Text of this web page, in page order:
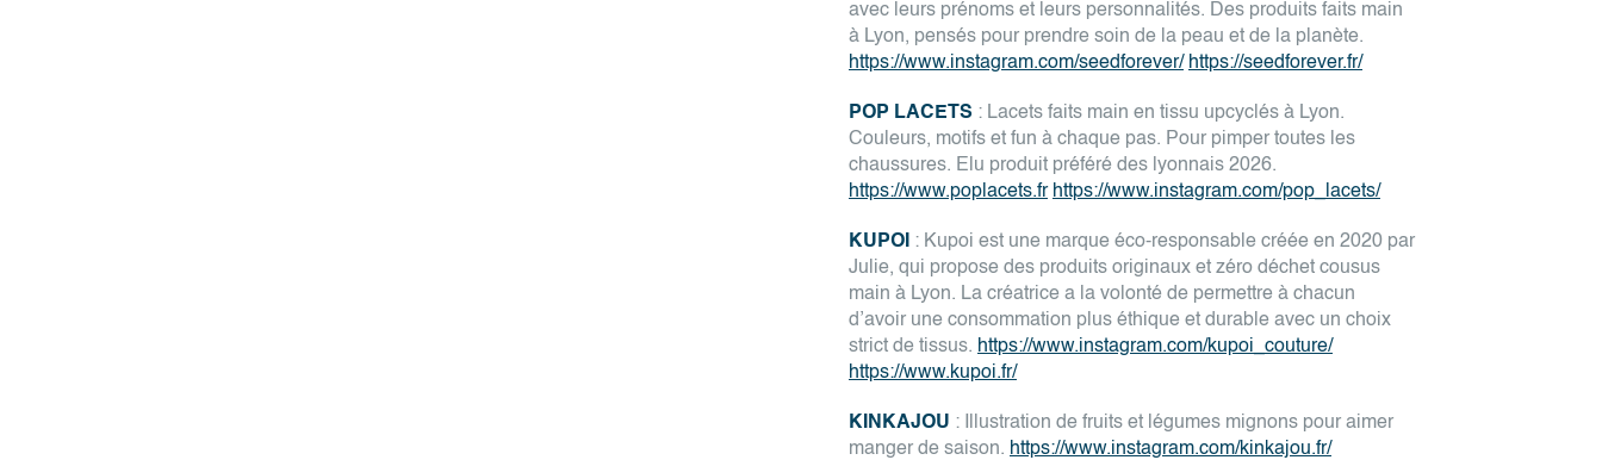
avec leurs prénoms et leurs personnalités. Des produits faits main
à Lyon, pensés pour prendre soin de la peau et de la planète.
https://www.instagram.com/seedforever/ https://seedforever.fr/
POP LACETS : Lacets faits main en tissu upcyclés à Lyon.
Couleurs, motifs et fun à chaque pas. Pour pimper toutes les
chaussures. Elu produit préféré des lyonnais 2026.
https://www.poplacets.fr https://www.instagram.com/pop_lacets/
KUPOI : Kupoi est une marque éco-responsable créée en 2020 par
Julie, qui propose des produits originaux et zéro déchet cousus
main à Lyon. La créatrice a la volonté de permettre à chacun
d’avoir une consommation plus éthique et durable avec un choix
strict de tissus. https://www.instagram.com/kupoi_couture/
https://www.kupoi.fr/
KINKAJOU : Illustration de fruits et légumes mignons pour aimer
manger de saison. https://www.instagram.com/kinkajou.fr/